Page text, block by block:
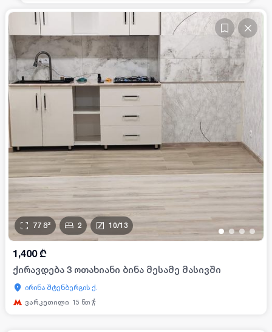
••••
77 მ² 2 10/13
1,400 ₾
ქირავდება 3 ოთახიანი ბინა მესამე მასივში
ირინა შტენბერგის ქ.
ვარკეთილი 15 წთ